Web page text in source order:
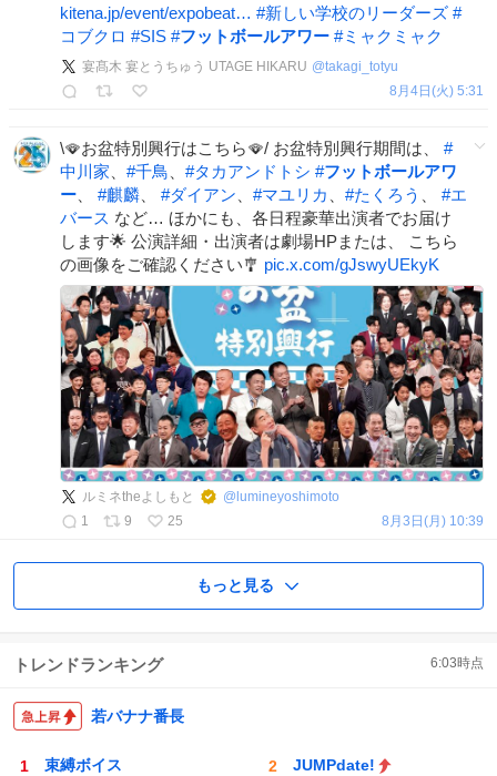
kitena.jp/event/expobeat… #新しい学校のリーダーズ #
コブクロ #SIS #フットボールアワー #ミャクミャク
宴髙木 宴とうちゅう UTAGE HIKARU @takagi_totyu
8月4日(火) 5:31
\🪭お盆特別興行はこちら🪭/ お盆特別興行期間は、 #
中川家
#千鳥 #タカアンドトシ #フットボールアワ
ー
#麒麟 #ダイアン #マユリカ #たくろう #エ
バース など… ほかにも、各日程豪華出演者でお届け
します🌟 公演詳細・出演者は劇場HPまたは、 こちら
の画像をご確認ください🎐 pic.x.com/gJswyUEkyK
ルミネtheよしもと @ lumineyoshimoto
1
9 25 8月3日(月) 10:39
もっと見る
トレンドランキング 6:03時点
若バナナ番長
束縛ボイス JUMPdate!